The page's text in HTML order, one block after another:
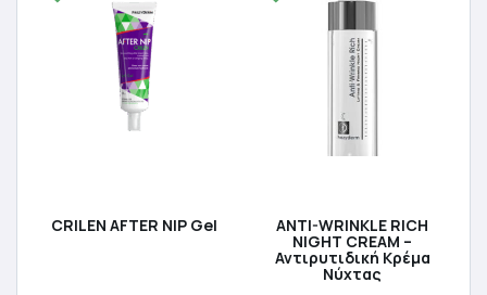
CRILEN AFTER NIP Gel ANTI-WRINKLE RICH
NIGHT CREAM –
Αντιρυτιδική Κρέμα
Νύχτας